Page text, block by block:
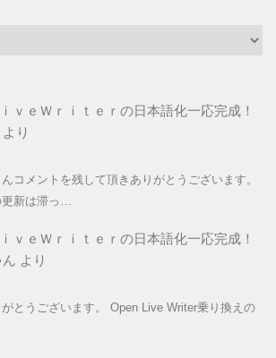
ｖｅＷｒｉｔｅｒの日本語化一応完成！
り
コメントを残して頂きありがとうございます。
新は滞っ…
ｖｅＷｒｉｔｅｒの日本語化一応完成！
より
とうございます。 Open Live Writer乗り換えの